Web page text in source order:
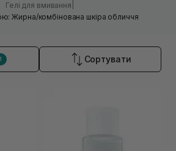
Гелі для вмивання
Жирна/комбінована шкіра обличчя
1 Сортувати